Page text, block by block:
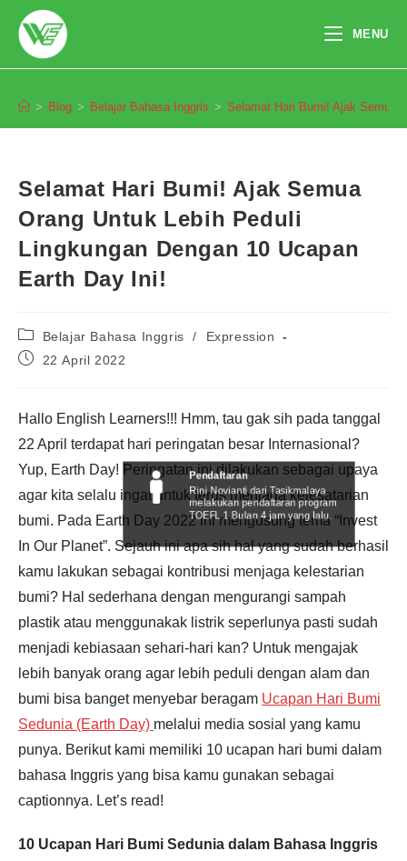
content
MENU
> Blog > Belajar Bahasa Inggris > Selamat Hari Bumi! Ajak Semua
Selamat Hari Bumi! Ajak Semua
Orang Untuk Lebih Peduli
Lingkungan Dengan 10 Ucapan
Earth Day Ini!
Post
category:
Belajar Bahasa Inggris /
Expression
Post22 April 2022
Hallo English Learners!!! Hmm, tau gak sih pada tanggal
22 April terdapat hari peringatan besar Internasional?
Yup, Earth Day! Peringatan ini dilakukan sebagai upaya
agar kita selalu ingat untuk terus menjaga kelesatarian
bumi. Pada Earth Day 2022 ini mengusung tema “Invest
In Our Planet”. Sejauh ini apa sih hal yang sudah berhasil
kamu lakukan sebagai kontribusi menjaga kelestarian
bumi? Hal sederhana dengan mengurangi sampah
plastik atau menggunakak listrik seperlunya pasti sudah
menjadi kebiasaan sehari-hari kan? Untuk mengajak
lebih banyak orang agar lebih peduli dengan alam dan
bumi bisa banget menyebar beragam Ucapan Hari Bumi
Sedunia (Earth Day) melalui media sosial yang kamu
punya. Berikut kami memiliki 10 ucapan hari bumi dalam
bahasa Inggris yang bisa kamu gunakan sebagai
captionnya. Let’s read!
10 Ucapan Hari Bumi Sedunia dalam Bahasa Inggris
Rini Novianti dari Tasikmalaya
melakukan pendaftaran program
TOEFL 1 Bulan 4 jam yang lalu.